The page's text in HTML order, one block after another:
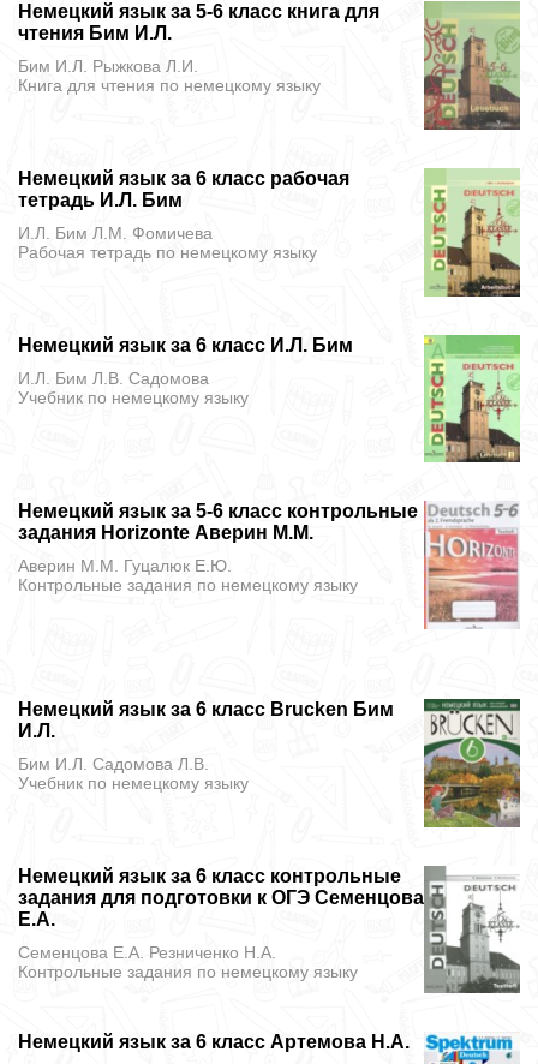
Немецкий язык за 5-6 класс книга для
чтения Бим И.Л.
Бим И.Л. Рыжкова Л.И.
Книга для чтения по немецкому языку
Немецкий язык за 6 класс рабочая
тетрадь И.Л. Бим
И.Л. Бим Л.М. Фомичева
Рабочая тетрадь по немецкому языку
Немецкий язык за 6 класс И.Л. Бим
И.Л. Бим Л.В. Садомова
Учебник по немецкому языку
Немецкий язык за 5-6 класс контрольные
задания Horizonte Аверин М.М.
Аверин М.М. Гуцалюк Е.Ю.
Контрольные задания по немецкому языку
Немецкий язык за 6 класс Brucken Бим
И.Л.
Бим И.Л. Садомова Л.В.
Учебник по немецкому языку
Немецкий язык за 6 класс контрольные
задания для подготовки к ОГЭ Семенцова
Е.А.
Семенцова Е.А. Резниченко Н.А.
Контрольные задания по немецкому языку
Немецкий язык за 6 класс Артемова Н.А.